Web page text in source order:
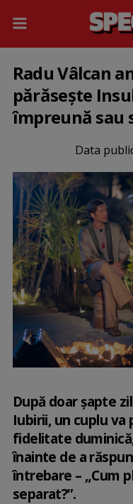
Radu Vâlcan
părăseşte
împreună sau
Data
După doar şapte
Iubirii, un cuplu va
fidelitate
înainte de a
întrebare – „Cum
separat?”.